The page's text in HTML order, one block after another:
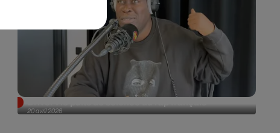
20 avril 2026